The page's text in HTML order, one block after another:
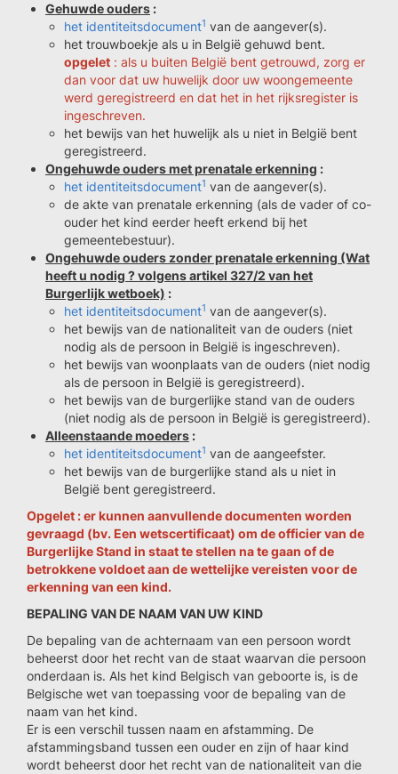
Gehuwde ouders :
het identiteitsdocument1 van de aangever(s).
het trouwboekje als u in België gehuwd bent.
opgelet : als u buiten België bent getrouwd, zorg er
dan voor dat uw huwelijk door uw woongemeente
werd geregistreerd en dat het in het rijksregister is
ingeschreven.
het bewijs van het huwelijk als u niet in België bent
geregistreerd.
Ongehuwde ouders met prenatale erkenning :
het identiteitsdocument1 van de aangever(s).
de akte van prenatale erkenning (als de vader of co-
ouder het kind eerder heeft erkend bij het
gemeentebestuur).
Ongehuwde ouders zonder prenatale erkenning (Wat
heeft u nodig ? volgens artikel 327/2 van het
Burgerlijk wetboek) :
het identiteitsdocument1 van de aangever(s).
het bewijs van de nationaliteit van de ouders (niet
nodig als de persoon in België is ingeschreven).
het bewijs van woonplaats van de ouders (niet nodig
als de persoon in België is geregistreerd).
het bewijs van de burgerlijke stand van de ouders
(niet nodig als de persoon in België is geregistreerd).
Alleenstaande moeders :
het identiteitsdocument1 van de aangeefster.
het bewijs van de burgerlijke stand als u niet in
België bent geregistreerd.
Opgelet : er kunnen aanvullende documenten worden
gevraagd (bv. Een wetscertificaat) om de officier van de
Burgerlijke Stand in staat te stellen na te gaan of de
betrokkene voldoet aan de wettelijke vereisten voor de
erkenning van een kind.
BEPALING VAN DE NAAM VAN UW KIND
De bepaling van de achternaam van een persoon wordt
beheerst door het recht van de staat waarvan die persoon
onderdaan is. Als het kind Belgisch van geboorte is, is de
Belgische wet van toepassing voor de bepaling van de
naam van het kind.
Er is een verschil tussen naam en afstamming. De
afstammingsband tussen een ouder en zijn of haar kind
wordt beheerst door het recht van de nationaliteit van die